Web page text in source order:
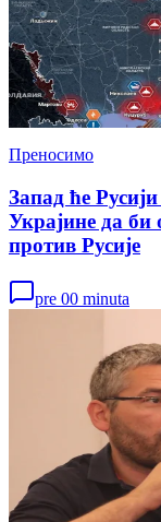
Преносимо
Запад ће
Украјине да би
против Русије
pre 00 minuta